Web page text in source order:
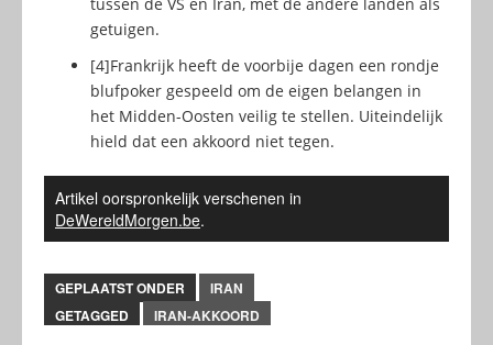
getuigen.
[4]Frankrijk heeft de voorbije dagen een rondje
blufpoker gespeeld om de eigen belangen in
het Midden-Oosten veilig te stellen. Uiteindelijk
hield dat een akkoord niet tegen.
Artikel oorspronkelijk verschenen in
DeWereldMorgen.be.
GEPLAATST ONDER
IRAN
GETAGGED
IRAN-AKKOORD